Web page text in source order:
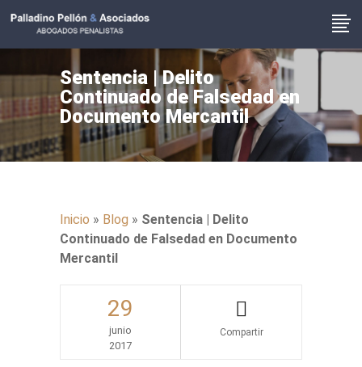
Sentencia | Delito
Continuado de Falsedad en
Documento Mercantil
Inicio » Blog » Sentencia | Delito
Continuado de Falsedad en Documento
Mercantil
29
junio
2017